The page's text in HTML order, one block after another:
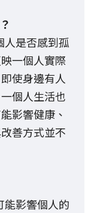
人是否感到孤
一個人實際
使身邊有人
個人生活也
影響健康、
善方式並不
能影響個人的